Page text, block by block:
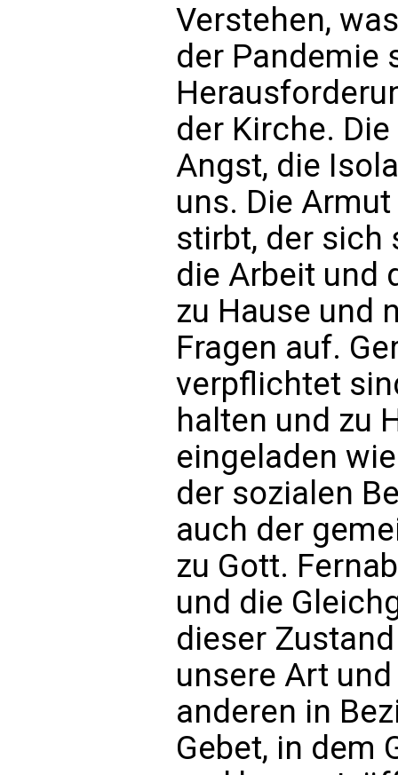
Verstehen,
der Pandemie
der Kirche.
Angst, die
uns. Die
stirbt, der sich
die Arbeit und
zu Hause und
Fragen auf.
verpflichtet
halten und zu
eingeladen
der sozialen
auch der
zu Gott.
und die
dieser
unsere Art
anderen in
Gebet, in dem